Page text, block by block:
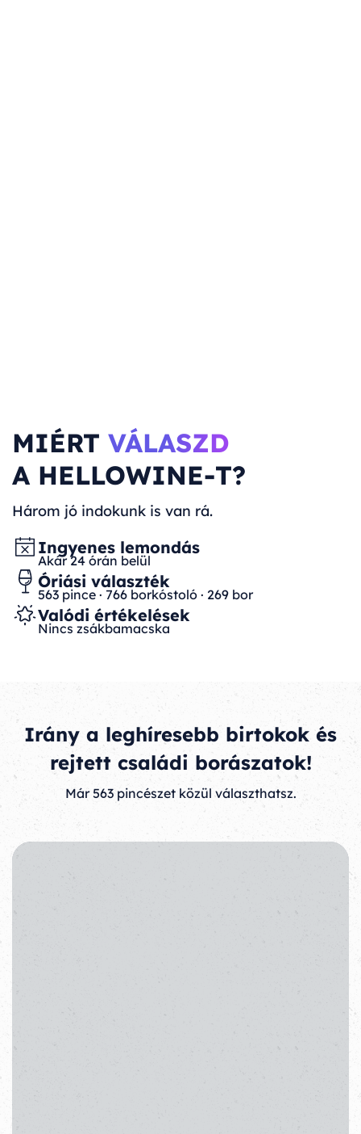
MIÉRT VÁLASZD
A HELLOWINE-T?
Három jó indokunk is van rá.
Ingyenes lemondás
Akár 24 órán belül
Óriási választék
563 pince · 766 borkóstoló · 269 bor
Valódi értékelések
Nincs zsákbamacska
Irány a leghíresebb birtokok és
rejtett családi borászatok!
Már 563 pincészet közül választhatsz.